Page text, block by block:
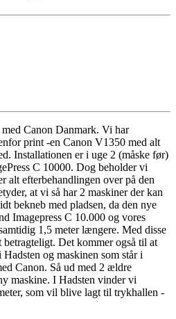
Canon Danmark. Vi har
print -en Canon V1350 med alt
Installationen er i uge 2 (måske før)
C 10000. Dog beholder vi
alt efterbehandlingen over på den
at vi så har 2 maskiner der kan
bekneb med pladsen, da den nye
Imagepress C 10.000 og vores
1,5 meter længere. Med disse
Det kommer også til at
og maskinen som står i
Canon. Så ud med 2 ældre
maskine. I Hadsten vinder vi
som vil blive lagt til trykhallen -